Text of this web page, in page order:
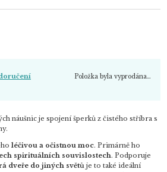
Položka byla vyprodána…
náušnic je spojení šperků z čistého stříbra s
léčivou a očistnou moc. Primárně ho
spirituálních souvislostech. Podporuje
dveře do jiných světů je to také ideální